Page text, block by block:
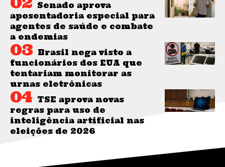
Senado aprova
aposentadoria especial para
agentes de saúde e combate
a endemias
Brasil nega visto a
funcionários dos EUA que
tentariam monitorar as
urnas eletrônicas
TSE aprova novas
regras para uso de
inteligência artificial nas
eleições de 2026